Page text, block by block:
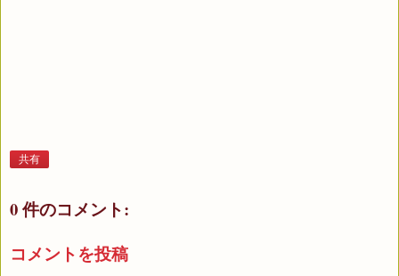
共有
0 件のコメント:
コメントを投稿